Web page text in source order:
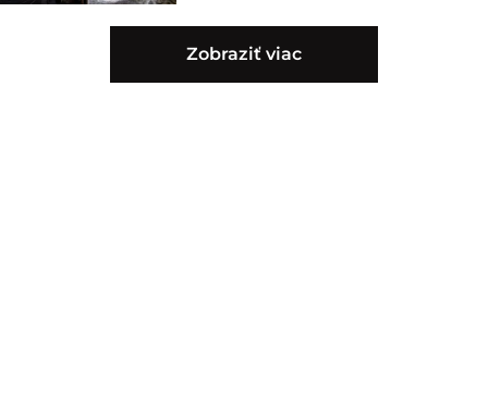
Zobraziť viac